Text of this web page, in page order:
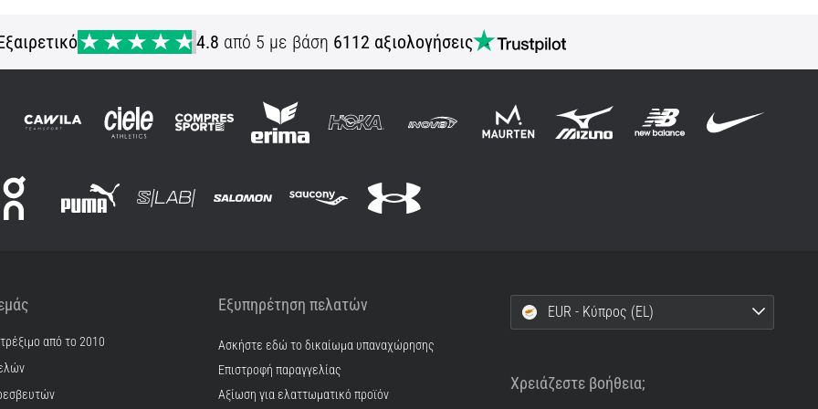
4.8 από 5 με βάση 6112 αξιολογήσεις
από το 2010
Εξυπηρέτηση πελατών
Ασκήστε εδώ το δικαίωμα υπαναχώρησης
Επιστροφή παραγγελίας
Αξίωση για ελαττωματικό προϊόν
EUR - Κύπρος (EL)
Χρειάζεστε βοήθεια;